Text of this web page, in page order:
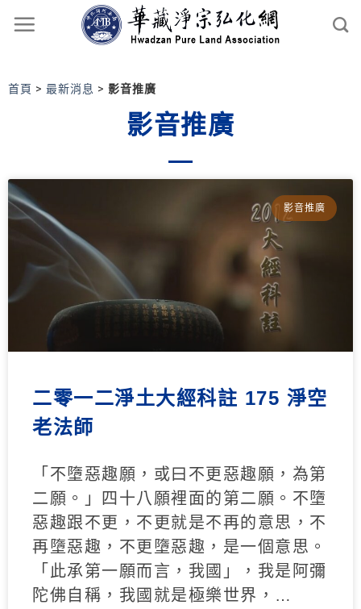
首頁 > 最新消息 > 影音推廣
影音推廣
影音推廣
二零一二淨土大經科註 175 淨空
老法師
「不墮惡趣願，或曰不更惡趣願，為第
二願。」四十八願裡面的第二願。不墮
惡趣跟不更，不更就是不再的意思，不
再墮惡趣，不更墮惡趣，是一個意思。
「此承第一願而言，我國」，我是阿彌
陀佛自稱，我國就是極樂世界，…